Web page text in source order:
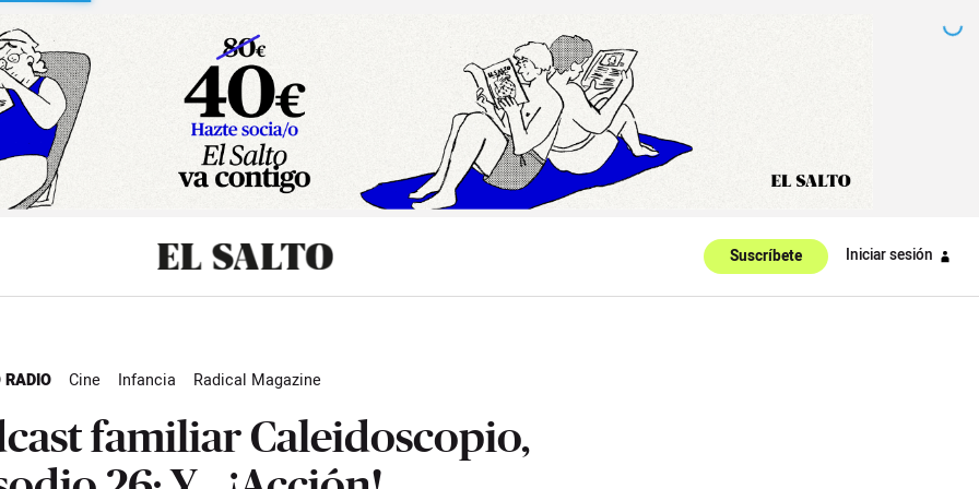
Suscríbete Iniciar sesión
RADIO Cine Infancia Radical Magazine
familiar Caleidoscopio,